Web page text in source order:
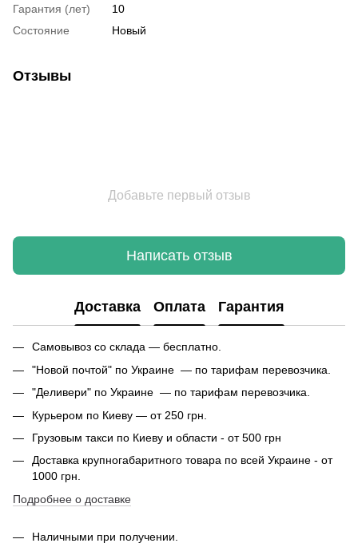
Гарантия (лет)
10
Состояние
Новый
Отзывы
Добавьте первый отзыв
Написать отзыв
Доставка Оплата Гарантия
Самовывоз со склада — бесплатно.
"Новой почтой" по Украине — по тарифам перевозчика.
"Деливери" по Украине — по тарифам перевозчика.
Курьером по Киеву — от 250 грн.
Грузовым такси по Киеву и области - от 500 грн
Доставка крупногабаритного товара по всей Украине - от
1000 грн.
Подробнее о доставке
Наличными при получении.